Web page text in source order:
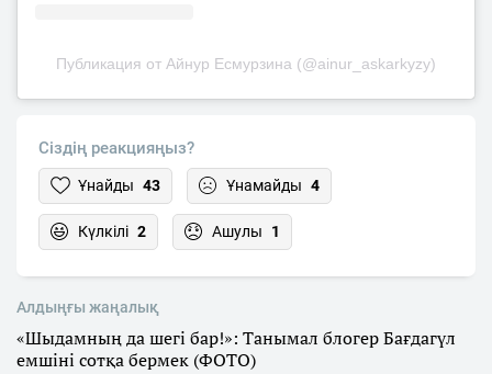
Публикация от Айнур Есмурзина (@ainur_askarkyzy)
Сіздің реакцияңыз?
Ұнайды 43 Ұнамайды 4
Күлкілі 2 Ашулы 1
Алдыңғы жаңалық
«Шыдамның да шегі бар!»: Танымал блогер Бағдагүл
емшіні сотқа бермек (ФОТО)